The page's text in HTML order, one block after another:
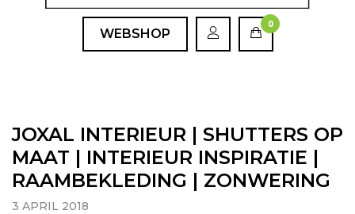
WEBSHOP
0
JOXAL INTERIEUR | SHUTTERS OP
MAAT | INTERIEUR INSPIRATIE |
RAAMBEKLEDING | ZONWERING
3 APRIL 2018